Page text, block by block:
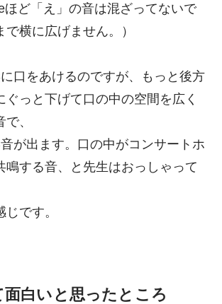
ほど「え」の音は混ざってないで
横に広げません。）
口をあけるのですが、もっと後方
ぐっと下げて口の中の空間を広く
、
が出ます。口の中がコンサートホ
鳴する音、と先生はおっしゃって
です。
面白いと思ったところ